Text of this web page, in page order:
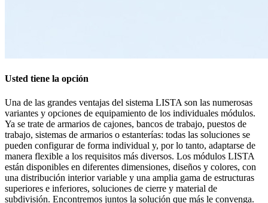
Usted tiene la opción
Una de las grandes ventajas del sistema LISTA son las numerosas
variantes y opciones de equipamiento de los individuales módulos.
Ya se trate de armarios de cajones, bancos de trabajo, puestos de
trabajo, sistemas de armarios o estanterías: todas las soluciones se
pueden configurar de forma individual y, por lo tanto, adaptarse de
manera flexible a los requisitos más diversos. Los módulos LISTA
están disponibles en diferentes dimensiones, diseños y colores, con
una distribución interior variable y una amplia gama de estructuras
superiores e inferiores, soluciones de cierre y material de
subdivisión. Encontremos juntos la solución que más le convenga.